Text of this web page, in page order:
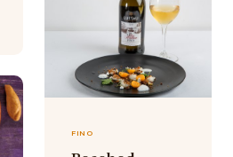
FINO